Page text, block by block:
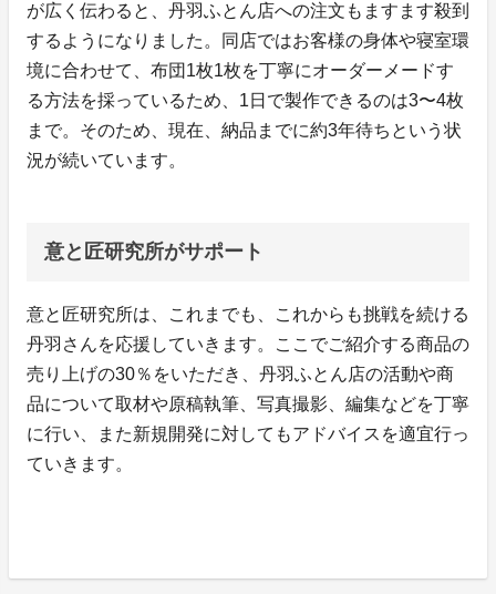
が広く伝わると、丹羽ふとん店への注文もますます殺到
するようになりました。同店ではお客様の身体や寝室環
境に合わせて、布団1枚1枚を丁寧にオーダーメードす
る方法を採っているため、1日で製作できるのは3〜4枚
まで。そのため、現在、納品までに約3年待ちという状
況が続いています。
意と匠研究所がサポート
意と匠研究所は、これまでも、これからも挑戦を続ける
丹羽さんを応援していきます。ここでご紹介する商品の
売り上げの30％をいただき、丹羽ふとん店の活動や商
品について取材や原稿執筆、写真撮影、編集などを丁寧
に行い、また新規開発に対してもアドバイスを適宜行っ
ていきます。